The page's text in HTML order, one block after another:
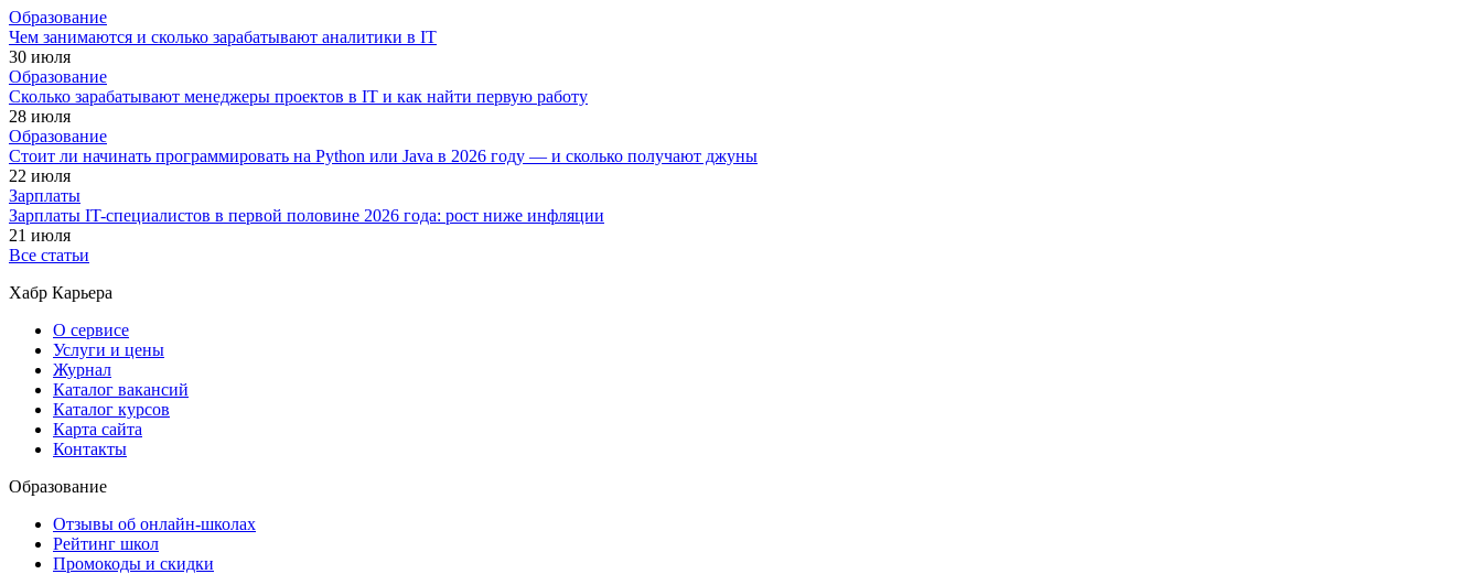
Образование
Чем занимаются и сколько зарабатывают аналитики в IT
30 июля
Образование
Сколько зарабатывают менеджеры проектов в IT и как найти первую работу
28 июля
Образование
Стоит ли начинать программировать на Python или Java в 2026 году — и сколько получают джуны
22 июля
Зарплаты
Зарплаты IT-специалистов в первой половине 2026 года: рост ниже инфляции
21 июля
Все статьи
Хабр Карьера
О сервисе
Услуги и цены
Журнал
Каталог вакансий
Каталог курсов
Карта сайта
Контакты
Образование
Отзывы об онлайн-школах
Рейтинг школ
Промокоды и скидки